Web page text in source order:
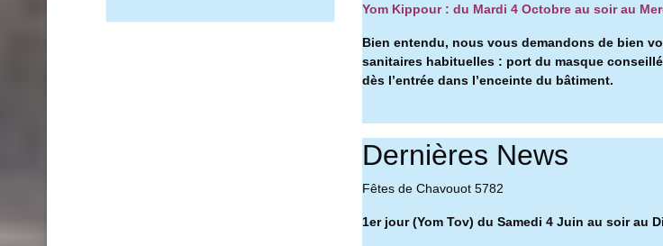
Yom Kippour : du Mardi 4 Octobre au soir au
Bien entendu, nous vous demandons de bien
sanitaires habituelles : port du masque
dès l’entrée dans l’enceinte du bâtiment.
Dernières News
Fêtes de Chavouot 5782
1er jour (Yom Tov) du Samedi 4 Juin au soir au